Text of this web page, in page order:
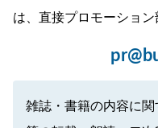
は、直接プロモーション
雑誌・書籍の内容に